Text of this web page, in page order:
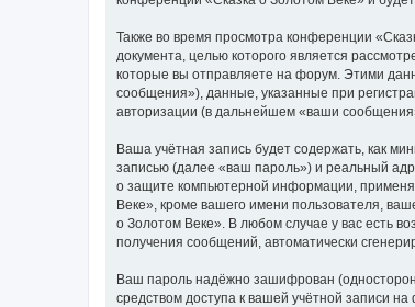
Также во время просмотра конференции
документа, целью которого является
которые вы отправляете на форум. Этими
сообщения»), данные, указанные при
авторизации (в дальнейшем «ваши
Ваша учётная запись будет содержать, как
записью (далее «ваш пароль») и реальный
о защите компьютерной информации,
Веке», кроме вашего имени пользователя,
о Золотом Веке». В любом случае у вас есть
получения сообщений, автоматически
Ваш пароль надёжно зашифрован
средством доступа к вашей учётной записи